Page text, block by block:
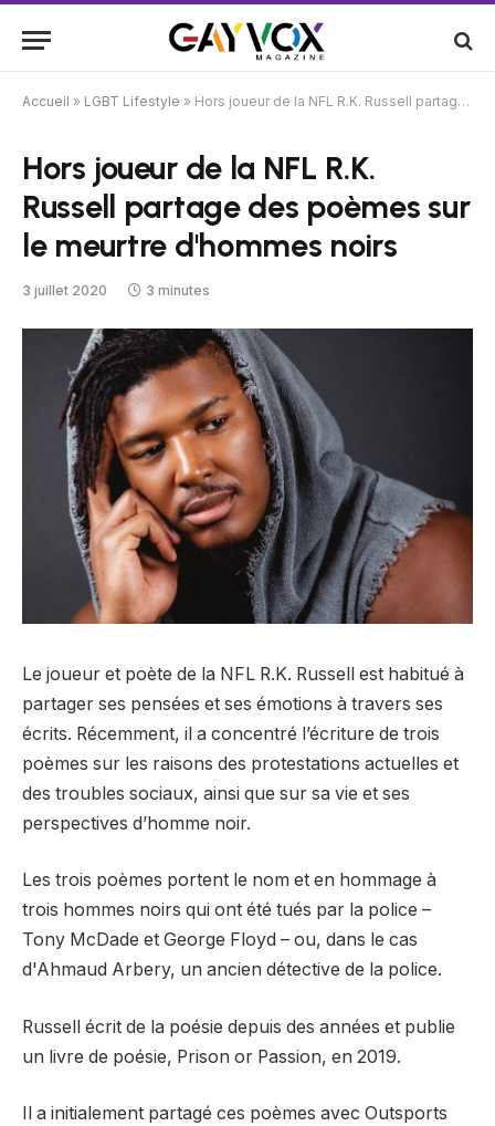
Accueil » LGBT Lifestyle » Hors joueur de la NFL R.K. Russell partage des poèmes sur le meurtre d'hommes noirs
Hors joueur de la NFL R.K.
Russell partage des poèmes sur
le meurtre d'hommes noirs
3 juillet 2020 3 minutes
Le joueur et poète de la NFL R.K. Russell est habitué à
partager ses pensées et ses émotions à travers ses
écrits. Récemment, il a concentré l’écriture de trois
poèmes sur les raisons des protestations actuelles et
des troubles sociaux, ainsi que sur sa vie et ses
perspectives d’homme noir.
Les trois poèmes portent le nom et en hommage à
trois hommes noirs qui ont été tués par la police –
Tony McDade et George Floyd – ou, dans le cas
d'Ahmaud Arbery, un ancien détective de la police.
Russell écrit de la poésie depuis des années et publie
un livre de poésie, Prison or Passion, en 2019.
Il a initialement partagé ces poèmes avec Outsports